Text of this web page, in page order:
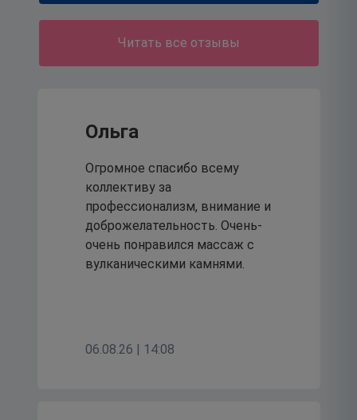
21 июля 2026
турнир - неотъемлемая
часть корпоративной
культуры и жизни
учреждения.
20 июля 2026
Клинико –
Читать все отзывы
Ольга
Огромное спасибо всему
коллективу за
профессионализм, внимание и
доброжелательность. Очень-
очень понравился массаж с
вулканическими камнями.
06.08.26 | 14:08